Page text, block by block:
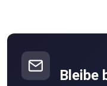
Bleibe